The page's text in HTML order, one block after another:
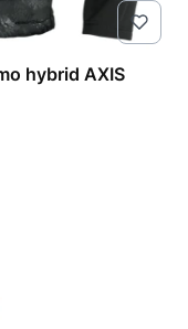
hybrid AXIS